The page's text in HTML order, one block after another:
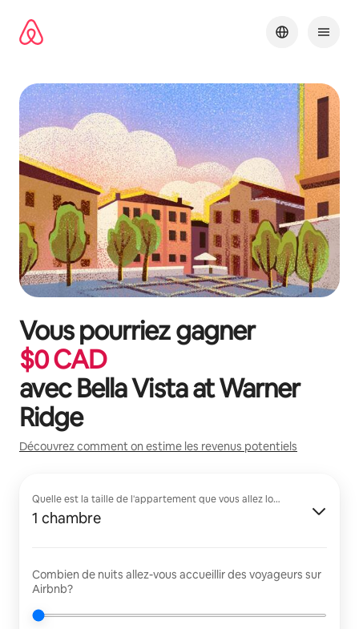
directement
Vous pourriez gagner
$0CAD
avecBella Vista at Warner
Ridge
Découvrez comment on estime les revenus potentiels
Quelle est la taille de l'appartement que vous allez louer?
1 chambre
Combien de nuits allez-vous accueillir des voyageurs sur
Airbnb?